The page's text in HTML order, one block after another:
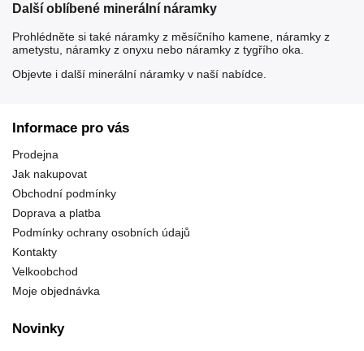
Další oblíbené minerální náramky
Prohlédněte si také náramky z měsíčního kamene náramky z
ametystu
náramky z onyxu nebo náramky z tygřího oka
Objevte i další minerální náramky v naší nabídce.
Informace pro vás
Prodejna
Jak nakupovat
Obchodní podmínky
Doprava a platba
Podmínky ochrany osobních údajů
Kontakty
Velkoobchod
Moje objednávka
Novinky